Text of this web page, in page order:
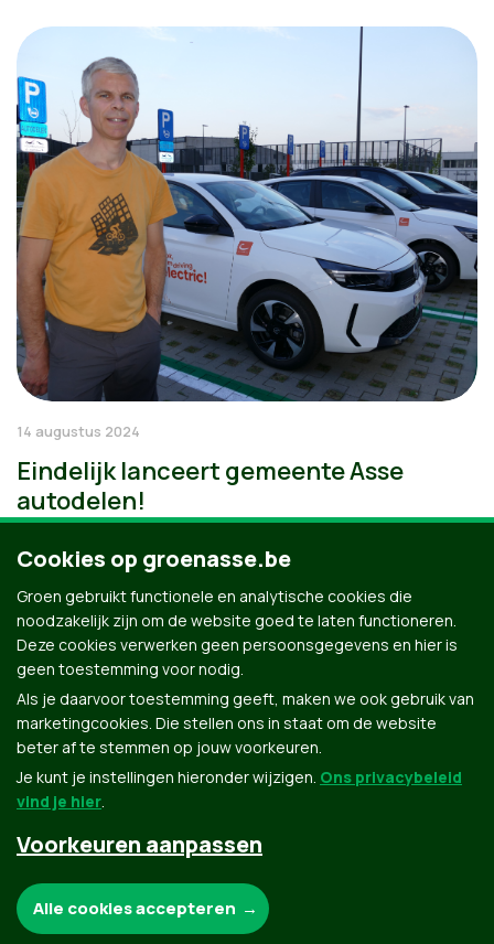
14 augustus 2024
Eindelijk lanceert gemeente Asse
autodelen!
Groen.be
Contact Privacybeleid
Cookies op groenasse.be
Groen gebruikt functionele en analytische cookies die
noodzakelijk zijn om de website goed te laten functioneren.
Deze cookies verwerken geen persoonsgegevens en hier is
geen toestemming voor nodig.
Als je daarvoor toestemming geeft, maken we ook gebruik van
marketingcookies. Die stellen ons in staat om de website
beter af te stemmen op jouw voorkeuren.
Je kunt je instellingen hieronder wijzigen. Ons privacybeleid
vind je hier.
Voorkeuren aanpassen
Alle cookies accepteren